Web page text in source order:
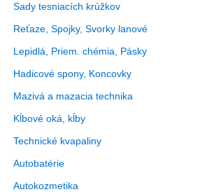
Sady tesniacích krúžkov
Reťaze, Spojky, Svorky lanové
Lepidlá, Priem. chémia, Pásky
Hadicové spony, Koncovky
Mazivá a mazacia technika
Kĺbové oká, kĺby
Technické kvapaliny
Autobatérie
Autokozmetika